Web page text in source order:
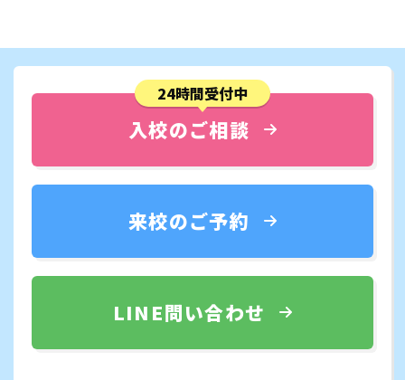
24時間受付中
入校のご相談
来校のご予約
LINE問い合わせ